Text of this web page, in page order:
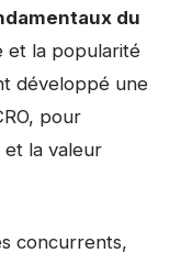
du
et la popularité
développé une
pour
et la valeur
concurrents,